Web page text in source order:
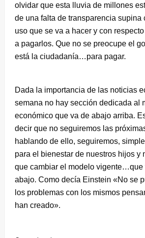
olvidar que esta lluvia de millones
de una falta de transparencia supina
uso que se va a hacer y con
a pagarlos. Que no se preocupe el
está la ciudadanía…para pagar.
Dada la importancia de las noticias
semana no hay sección dedicada al
económico que va de abajo arriba.
decir que no seguiremos las
hablando de ello, seguiremos,
para el bienestar de nuestros hijos y
que cambiar el modelo vigente…que
abajo. Como decía Einstein «No se
los problemas con los mismos
han creado».